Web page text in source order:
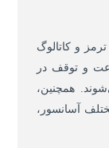
و کاتالوگ
و توقف در
همچنین،
آسانسور،